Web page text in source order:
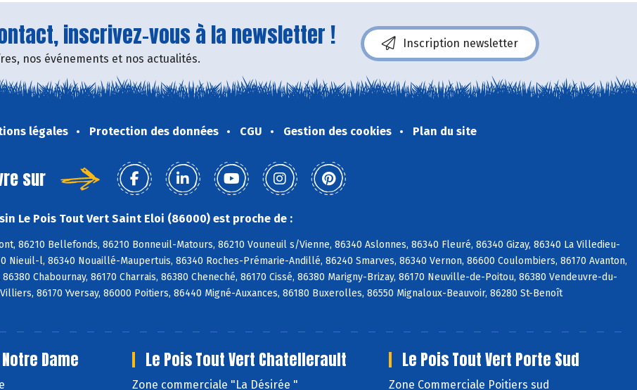
inscrivez-vous à la newsletter !
nos événements et nos actualités.
Inscription newsletter
légales Protection des données CGU Gestion des cookies Plan du site
sur
Le Pois Tout Vert Saint Eloi (86000) est proche de :
86210 Bellefonds, 86210 Bonneuil-Matours, 86210 Vouneuil s/Vienne, 86340 Aslonnes, 86340 Fleuré, 86340 Gizay, 86340 La Villedieu-
Nieuil-l, 86340 Nouaillé-Maupertuis, 86340 Roches-Prémarie-Andillé, 86240 Smarves, 86340 Vernon, 86600 Coulombiers, 86170 Avanton,
86380 Chabournay, 86170 Charrais, 86380 Cheneché, 86170 Cissé, 86380 Marigny-Brizay, 86170 Neuville-de-Poitou, 86380 Vendeuvre-du-
86170 Yversay, 86000 Poitiers, 86440 Migné-Auxances, 86180 Buxerolles, 86550 Mignaloux-Beauvoir, 86280 St-Benoît
Dame Le Pois Tout Vert Chatellerault
Zone commerciale "La Désirée "
Le Pois Tout Vert Porte Sud
Zone Commerciale Poitiers sud